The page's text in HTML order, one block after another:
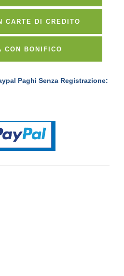
CARTE DI CREDITO
CON BONIFICO
Paghi Senza Registrazione: